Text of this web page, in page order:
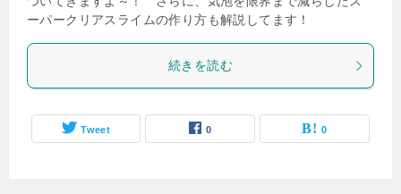
ーパークリアスライムの作り方も解説してます！
続きを読む
Tweet 0 0